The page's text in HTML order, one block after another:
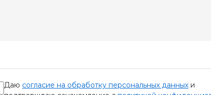
Даю согласие на обработку персональных данных и